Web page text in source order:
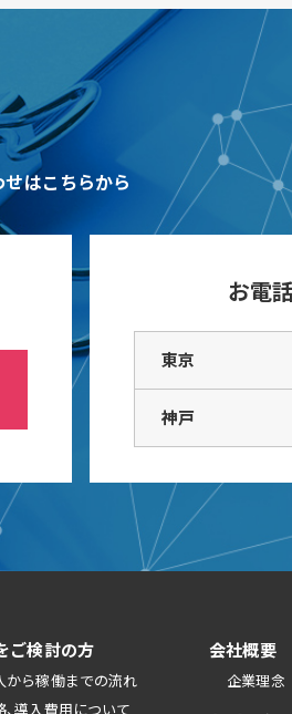
せはこちらから
お電
東京
神戸
ご検討の方
から稼働までの流れ
、導入費用について
会社概要
企業理念